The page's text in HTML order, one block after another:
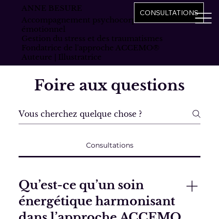
ANNE BESURE
Accompagnement psychocorporel et
émotionnel
Gestion du stress et des traumatismes
Fondatrice de l'approche ACCEMO®
Auteure | Illustratrice
CONSULTATIONS
Foire aux questions
Consultations
Qu’est-ce qu’un soin
énergétique harmonisant